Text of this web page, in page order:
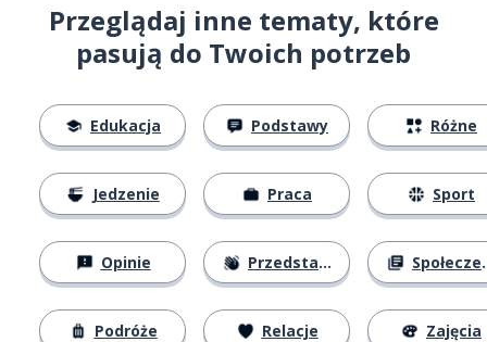
Przeglądaj inne tematy, które
pasują do Twoich potrzeb
Edukacja
Jedzenie
Opinie
Podróże
Podstawy
Praca
Przedstawianie się
Relacje
Różne
Sport
Społeczeństwo
Zajęcia